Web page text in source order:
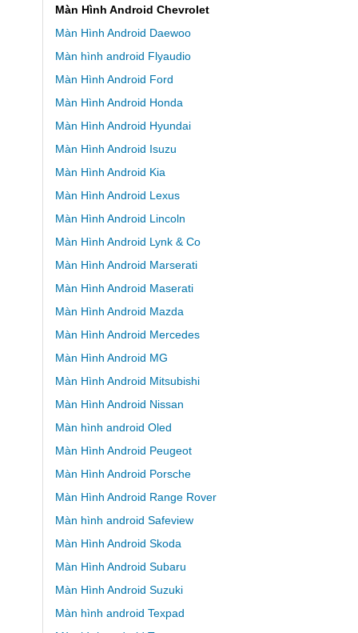
Màn Hình Android Chevrolet
Màn Hình Android Daewoo
Màn hình android Flyaudio
Màn Hình Android Ford
Màn Hình Android Honda
Màn Hình Android Hyundai
Màn Hình Android Isuzu
Màn Hình Android Kia
Màn Hình Android Lexus
Màn Hình Android Lincoln
Màn Hình Android Lynk & Co
Màn Hình Android Marserati
Màn Hình Android Maserati
Màn Hình Android Mazda
Màn Hình Android Mercedes
Màn Hình Android MG
Màn Hình Android Mitsubishi
Màn Hình Android Nissan
Màn hình android Oled
Màn Hình Android Peugeot
Màn Hình Android Porsche
Màn Hình Android Range Rover
Màn hình android Safeview
Màn Hình Android Skoda
Màn Hình Android Subaru
Màn Hình Android Suzuki
Màn hình android Texpad